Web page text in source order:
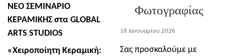
ΝΕΟ ΣΕΜΙΝΑΡΙΟ
ΚΕΡΑΜΙΚΗΣστα GLOBAL
ARTS STUDIOS
«Χειροποίητη Κεραμική:
Φωτογραφίας
18 Ιανουαρίου 2026
Σας προσκαλούμε με